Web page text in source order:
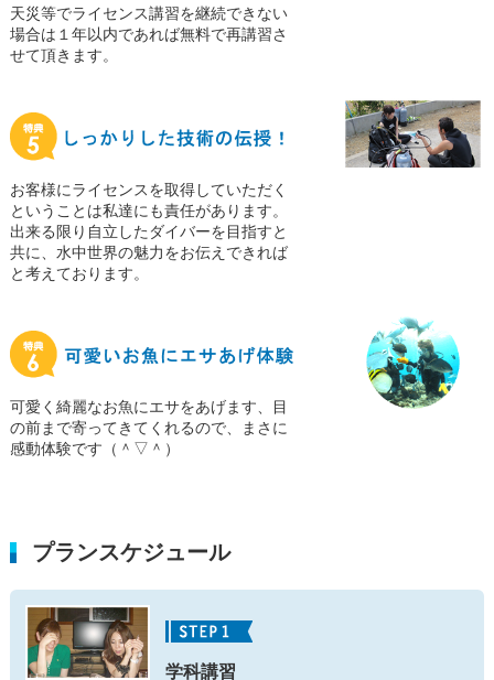
天災等でライセンス講習を継続できない
場合は１年以内であれば無料で再講習さ
せて頂きます。
お客様にライセンスを取得していただく
ということは私達にも責任があります。
出来る限り自立したダイバーを目指すと
共に、水中世界の魅力をお伝えできれば
と考えております。
可愛く綺麗なお魚にエサをあげます、目
の前まで寄ってきてくれるので、まさに
感動体験です（＾▽＾）
プランスケジュール
学科講習